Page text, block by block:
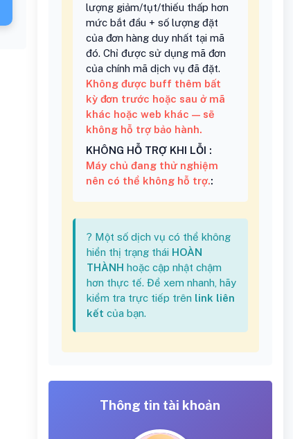
lượng giảm/tụt/thiếu thấp hơn
mức bắt đầu + số lượng đặt
của đơn hàng duy nhất tại mã
đó. Chỉ được sử dụng mã đơn
của chính mã dịch vụ đã đặt.
Không được buff thêm bất
kỳ đơn trước hoặc sau ở mã
khác hoặc web khác — sẽ
không hỗ trợ bảo hành.
KHÔNG HỖ TRỢ KHI LỖI :
Máy chủ đang thử nghiệm
nên có thể không hỗ trợ.:
? Một số dịch vụ có thể không
hiển thị trạng thái HOÀN
THÀNH hoặc cập nhật chậm
hơn thực tế. Để xem nhanh, hãy
kiểm tra trực tiếp trên link liên
kết của bạn.
Thông tin tài khoản